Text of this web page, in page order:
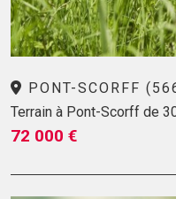
PONT-SCORFF
Terrain à Pont-Scorff de
72 000 €